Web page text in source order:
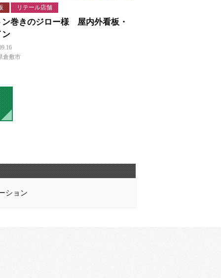
リテール店舗
ン巻きのジロー様 屋内外看板・
ン
倉敷市
ション